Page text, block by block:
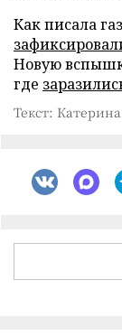
Как писала
Новую
где
Текст: